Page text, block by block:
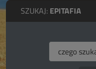
SZUKAJ: EPITAFIA